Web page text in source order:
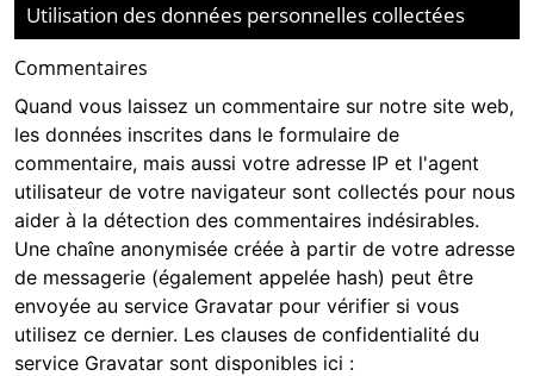
Utilisation des données personnelles collectées
Commentaires
Quand vous laissez un commentaire sur notre site web,
les données inscrites dans le formulaire de
commentaire, mais aussi votre adresse IP et l'agent
utilisateur de votre navigateur sont collectés pour nous
aider à la détection des commentaires indésirables.
Une chaîne anonymisée créée à partir de votre adresse
de messagerie (également appelée hash) peut être
envoyée au service Gravatar pour vérifier si vous
utilisez ce dernier. Les clauses de confidentialité du
service Gravatar sont disponibles ici :